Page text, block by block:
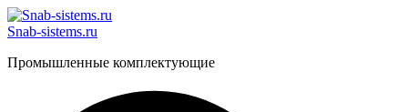
Перейти
к
Snab-sistems.ru
Промышленные комплектующие